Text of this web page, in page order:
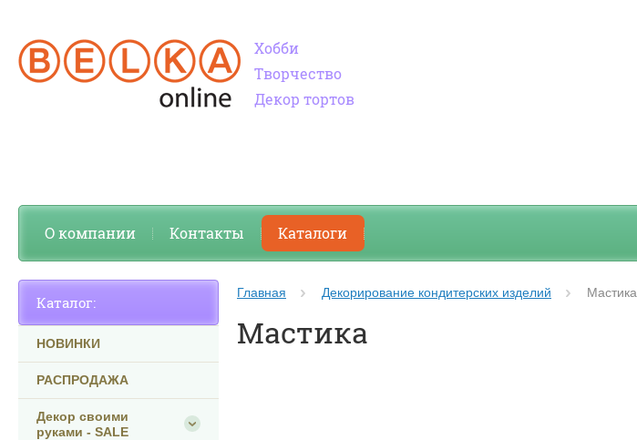
Хобби
Творчество
Декор тортов
О компании Контакты Каталоги
Главная Декорирование кондитерских изделий Мастика
Мастика
Каталог:
НОВИНКИ
РАСПРОДАЖА
Декор своими
руками - SALE